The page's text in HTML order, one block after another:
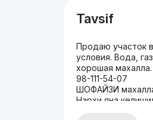
Tavsif
Продаю участок
условия. Вода,
хорошая
98-111-54-07
ШОФАЙЗИ
Нархи яна